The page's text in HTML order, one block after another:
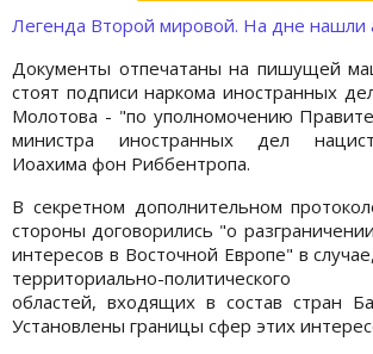
Легенда Второй мировой. На дне
Документы отпечатаны на пишущей
стоят подписи наркома иностранных
Молотова - "по уполномочению
министра иностранных дел
Иоахима фон Риббентропа.
В секретном дополнительном
стороны договорились "о
интересов в Восточной Европе" в
территориально-политического
областей, входящих в состав стран
Установлены границы сфер этих